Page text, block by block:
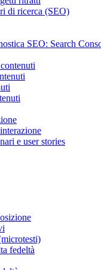
di ricerca (SEO)
SEO: Search
e user stories
fedeltà